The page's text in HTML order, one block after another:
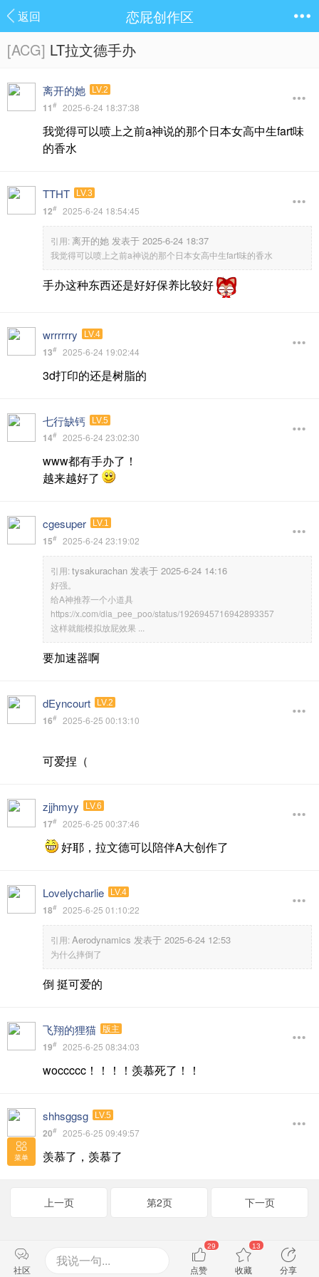
返回 恋屁创作区
[ACG] LT拉文德手办
离开的她 LV.2
11# 2025-6-24 18:37:38
我觉得可以喷上之前a神说的那个日本女高中生fart味
的香水
TTHT LV.3
12# 2025-6-24 18:54:45
引用: 离开的她 发表于 2025-6-24 18:37
我觉得可以喷上之前a神说的那个日本女高中生fart味的香水
手办这种东西还是好好保养比较好
wrrrrrry LV.4
13# 2025-6-24 19:02:44
3d打印的还是树脂的
七行缺钙 LV.5
14# 2025-6-24 23:02:30
www都有手办了！
越来越好了
cgesuper LV.1
15# 2025-6-24 23:19:02
引用: tysakurachan 发表于 2025-6-24 14:16
好强。
给A神推荐一个小道具
https://x.com/dia_pee_poo/status/1926945716942893357
这样就能模拟放屁效果 ...
要加速器啊
dEyncourt LV.2
16# 2025-6-25 00:13:10
可爱捏（
zjjhmyy LV.6
17# 2025-6-25 00:37:46
好耶，拉文德可以陪伴A大创作了
Lovelycharlie LV.4
18# 2025-6-25 01:10:22
引用: Aerodynamics 发表于 2025-6-24 12:53
为什么摔倒了
倒 挺可爱的
飞翔的狸猫 版主
19# 2025-6-25 08:34:03
woccccc！！！！羡慕死了！！
shhsggsg LV.5
20# 2025-6-25 09:49:57
羡慕了，羡慕了
上一页 第2页 下一页
社区
我说一句...
点赞
29
收藏
13
分享
菜单